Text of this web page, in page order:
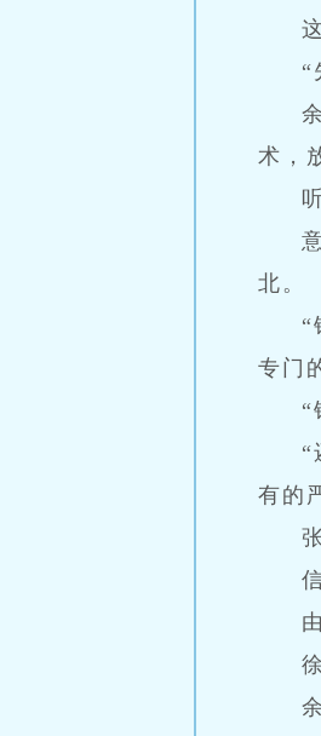
“
术，
北。
“
专门
“
“
有的